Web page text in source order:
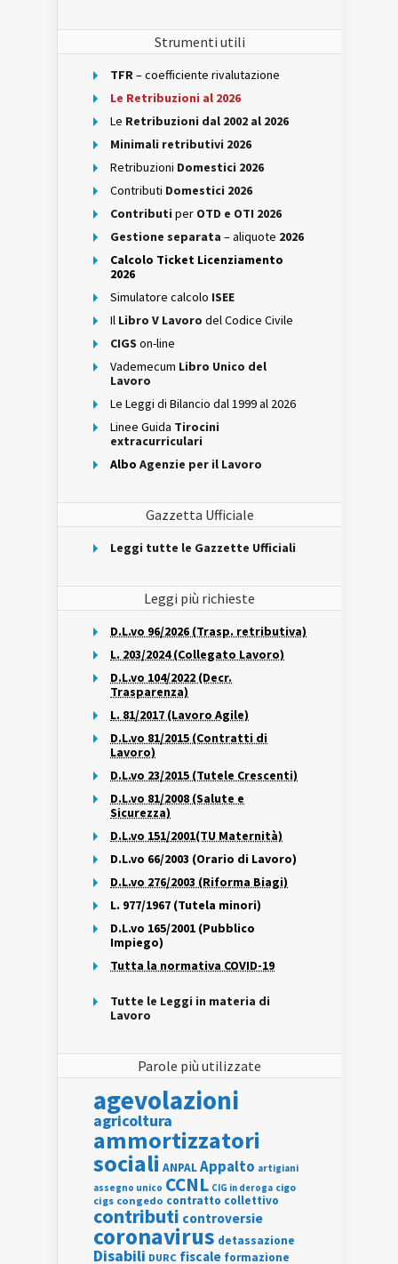
Strumenti utili
TFR– coefficiente rivalutazione
Le Retribuzioni al 2026
Le Retribuzioni dal 2002 al 2026
Minimali retributivi 2026
Retribuzioni Domestici 2026
Contributi Domestici 2026
Contributi per OTD e OTI 2026
Gestione separata – aliquote 2026
Calcolo Ticket Licenziamento
2026
Simulatore calcolo ISEE
Il Libro V Lavoro del Codice Civile
CIGS on-line
Vademecum Libro Unico del
Lavoro
Le Leggi di Bilancio dal 1999 al 2026
Linee Guida Tirocini
extracurriculari
Albo Agenzie per il Lavoro
Gazzetta Ufficiale
Leggi tutte le Gazzette Ufficiali
Leggi più richieste
D.L.vo 96/2026 (Trasp. retributiva)
L. 203/2024 (Collegato Lavoro)
D.L.vo 104/2022 (Decr.
Trasparenza)
L. 81/2017 (Lavoro Agile)
D.L.vo 81/2015 (Contratti di
Lavoro)
D.L.vo 23/2015 (Tutele Crescenti)
D.L.vo 81/2008 (Salute e
Sicurezza)
D.L.vo 151/2001(TU Maternità)
D.L.vo 66/2003 (Orario di Lavoro)
D.L.vo 276/2003 (Riforma Biagi)
L. 977/1967 (Tutela minori)
D.L.vo 165/2001 (Pubblico
Impiego)
Tutta la normativa COVID-19
Tutte le Leggi in materia di
Lavoro
Parole più utilizzate
agevolazioni
agricoltura
ammortizzatori
sociali ANPALAppalto artigiani
assegno unico CCNL CIG in deroga cigo
cigs congedo contratto collettivo
contributi controversie
coronavirus detassazione
Disabili DURC fiscale formazione